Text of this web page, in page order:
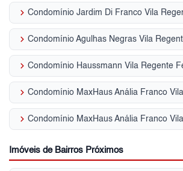
keyboard_arrow_right Condomínio Jardim Di Franco Vila
keyboard_arrow_right Condomínio Agulhas Negras Vila
keyboard_arrow_right Condomínio Haussmann Vila Regente
keyboard_arrow_right
keyboard_arrow_right
Imóveis de Bairros Próximos